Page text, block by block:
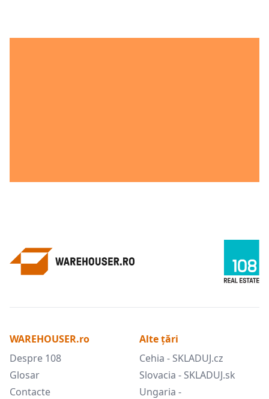
WAREHOUSER.ro
Despre 108
Glosar
Contacte
Alte țări
Cehia - SKLADUJ.cz
Slovacia - SKLADUJ.sk
Ungaria -